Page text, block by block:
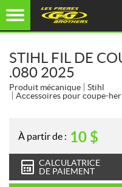
STIHL FIL DE
.080 2025
Produit mécanique
Stihl
Accessoires pour coupe-
À partir de : 10 $
CALCULATRICE
DE PAIEMENT